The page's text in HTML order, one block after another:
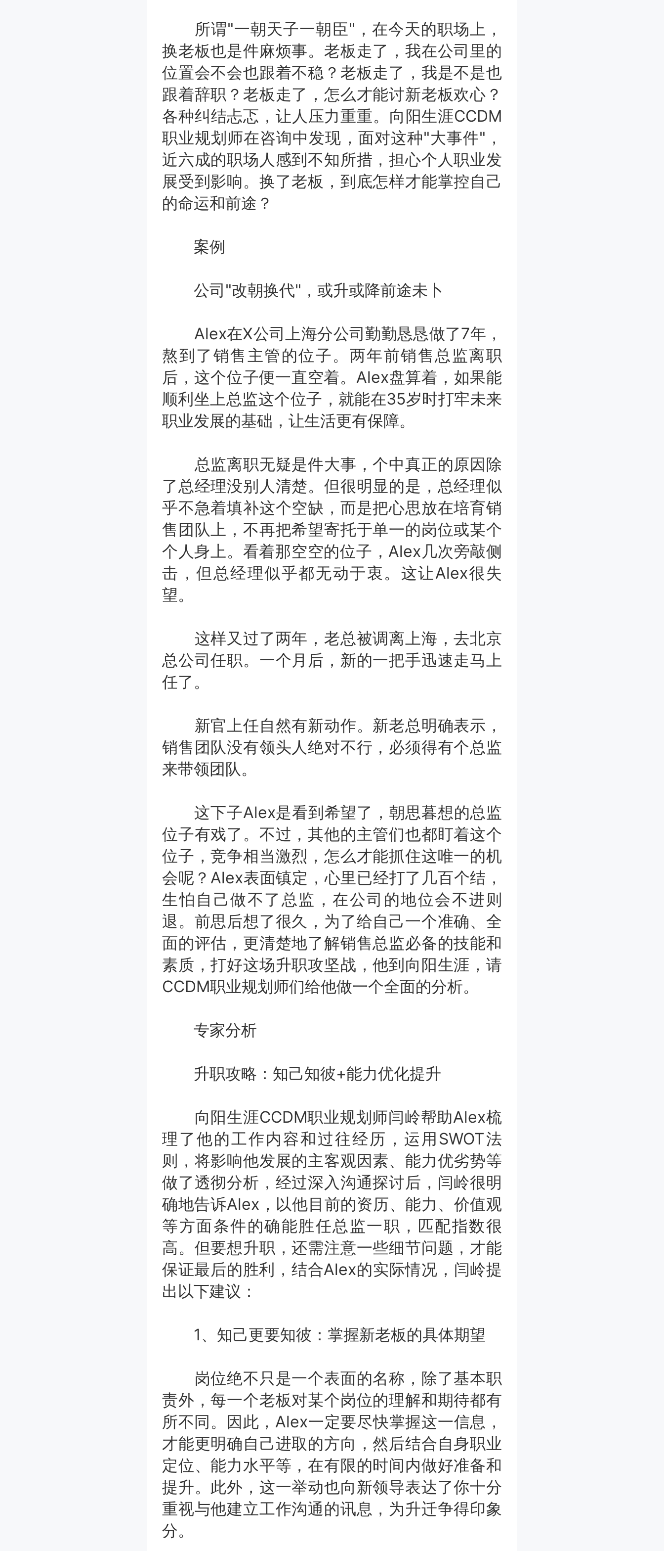
所谓"一朝天子一朝臣"，在今天的职场上，
换老板也是件麻烦事。老板走了，我在公司里的
位置会不会也跟着不稳？老板走了，我是不是也
跟着辞职？老板走了，怎么才能讨新老板欢心？
各种纠结忐忑，让人压力重重。向阳生涯CCDM
职业规划师在咨询中发现，面对这种"大事件"，
近六成的职场人感到不知所措，担心个人职业发
展受到影响。换了老板，到底怎样才能掌控自己
的命运和前途？
案例
公司"改朝换代"，或升或降前途未卜
Alex在X公司上海分公司勤勤恳恳做了7年，
熬到了销售主管的位子。两年前销售总监离职
后，这个位子便一直空着。Alex盘算着，如果能
顺利坐上总监这个位子，就能在35岁时打牢未来
职业发展的基础，让生活更有保障。
总监离职无疑是件大事，个中真正的原因除
了总经理没别人清楚。但很明显的是，总经理似
乎不急着填补这个空缺，而是把心思放在培育销
售团队上，不再把希望寄托于单一的岗位或某个
个人身上。看着那空空的位子，Alex几次旁敲侧
击，但总经理似乎都无动于衷。这让Alex很失
望。
这样又过了两年，老总被调离上海，去北京
总公司任职。一个月后，新的一把手迅速走马上
任了。
新官上任自然有新动作。新老总明确表示，
销售团队没有领头人绝对不行，必须得有个总监
来带领团队。
这下子Alex是看到希望了，朝思暮想的总监
位子有戏了。不过，其他的主管们也都盯着这个
位子，竞争相当激烈，怎么才能抓住这唯一的机
会呢？Alex表面镇定，心里已经打了几百个结，
生怕自己做不了总监，在公司的地位会不进则
退。前思后想了很久，为了给自己一个准确、全
面的评估，更清楚地了解销售总监必备的技能和
素质，打好这场升职攻坚战，他到向阳生涯，请
CCDM职业规划师们给他做一个全面的分析。
专家分析
升职攻略：知己知彼+能力优化提升
向阳生涯CCDM职业规划师闫岭帮助Alex梳
理了他的工作内容和过往经历，运用SWOT法
则，将影响他发展的主客观因素、能力优劣势等
做了透彻分析，经过深入沟通探讨后，闫岭很明
确地告诉Alex，以他目前的资历、能力、价值观
等方面条件的确能胜任总监一职，匹配指数很
高。但要想升职，还需注意一些细节问题，才能
保证最后的胜利，结合Alex的实际情况，闫岭提
出以下建议：
1、知己更要知彼：掌握新老板的具体期望
岗位绝不只是一个表面的名称，除了基本职
责外，每一个老板对某个岗位的理解和期待都有
所不同。因此，Alex一定要尽快掌握这一信息，
才能更明确自己进取的方向，然后结合自身职业
定位、能力水平等，在有限的时间内做好准备和
提升。此外，这一举动也向新领导表达了你十分
重视与他建立工作沟通的讯息，为升迁争得印象
分。